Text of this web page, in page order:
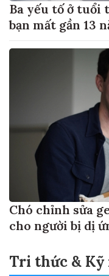
Ba yếu tố ở tuổi
bạn mất gần 13
Chó chỉnh sửa
cho người bị dị
Tri thức & Kỹ